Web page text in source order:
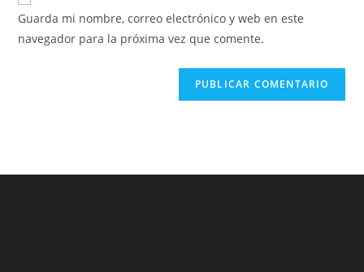
Guarda mi nombre, correo electrónico y web en este
navegador para la próxima vez que comente.